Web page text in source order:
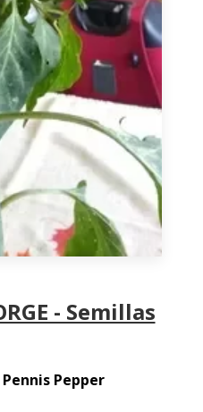
- Semillas
Pepper